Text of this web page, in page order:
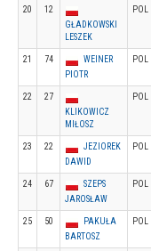
20
12
GŁADKOWSKI
LESZEK
POL
21 74
WEINER
PIOTR
POL
22
27
KLIKOWICZ
MIŁOSZ
POL
23 22
JEZIOREK
DAWID
POL
24 67
SZEPS
JAROSŁAW
POL
25 50
PAKUŁA
BARTOSZ
POL